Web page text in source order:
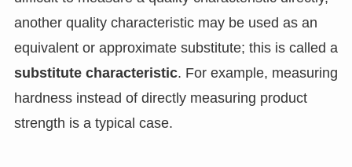
another quality characteristic may be used as an
equivalent or approximate substitute; this is called a
substitute characteristic. For example, measuring
hardness instead of directly measuring product
strength is a typical case.